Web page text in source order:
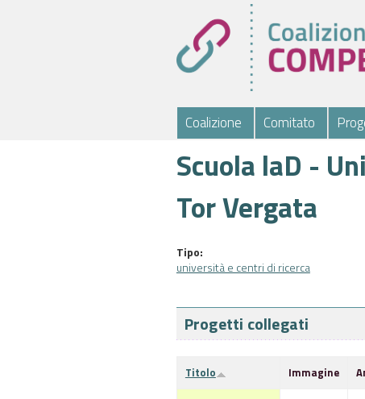
Coalizione Comitato
Scuola laD -
Tor Vergata
Tipo:
università e centri di ricerca
Progetti collegati
Titolo Immagine